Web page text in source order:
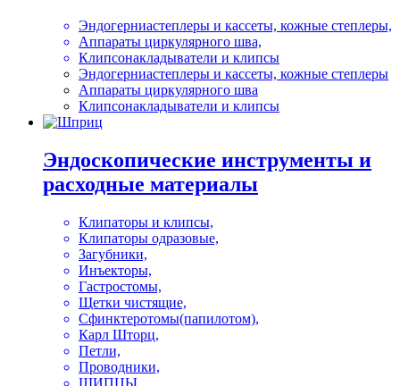
Эндогерниастеплеры и кассеты, кожные степлеры,
Аппараты циркулярного шва,
Клипсонакладыватели и клипсы
Эндогерниастеплеры и кассеты, кожные степлеры
Аппараты циркулярного шва
Клипсонакладыватели и клипсы
Эндоскопические инструменты и
расходные материалы
Клипаторы и клипсы,
Клипаторы одразовые,
Загубники,
Инъекторы,
Гастростомы,
Щетки чистящие,
Сфинктеротомы(папилотом),
Карл Шторц,
Петли,
Проводники,
ЩИПЦЫ,